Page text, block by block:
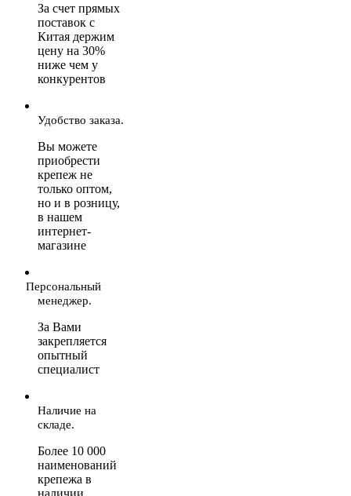
За счет прямых
поставок с
Китая держим
цену на 30%
ниже чем у
конкурентов
Удобство заказа.
Вы можете
приобрести
крепеж не
только оптом,
но и в розницу,
в нашем
интернет-
магазине
Персональный
менеджер.
За Вами
закрепляется
опытный
специалист
Наличие на
складе.
Более 10 000
наименований
крепежа в
наличии